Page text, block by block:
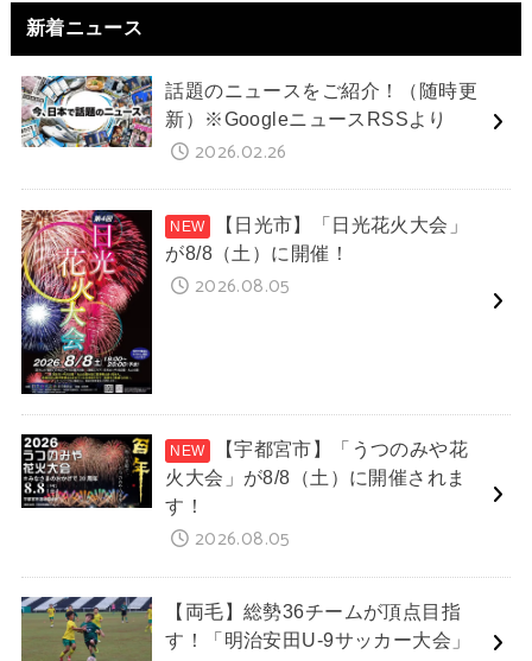
新着ニュース
話題のニュースをご紹介！（随時更
新）※GoogleニュースRSSより
2026.02.26
【日光市】「日光花火大会」
が8/8（土）に開催！
2026.08.05
【宇都宮市】「うつのみや花
火大会」が8/8（土）に開催されま
す！
2026.08.05
【両毛】総勢36チームが頂点目指
す！「明治安田U-9サッカー大会」